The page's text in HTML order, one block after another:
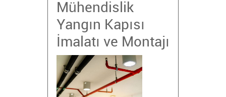
Mühendislik
Yangın Kapısı
İmalatı ve Montajı